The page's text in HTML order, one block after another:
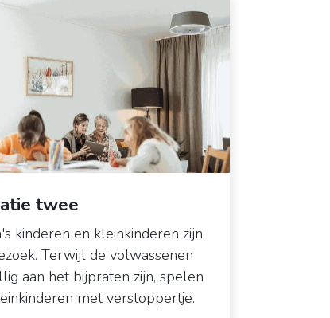
twee
kinderen en kleinkinderen zijn
Terwijl de volwassenen
aan het bijpraten zijn, spelen
met verstoppertje.